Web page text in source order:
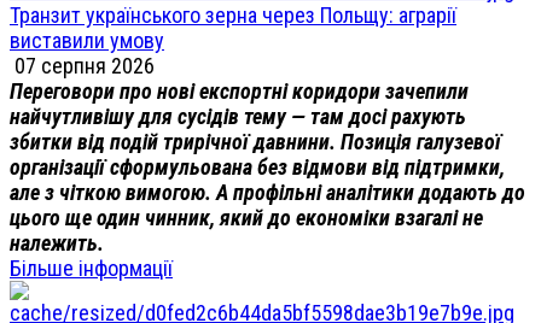
Транзит українського зерна через Польщу: аграрії
виставили умову
07 серпня 2026
Переговори про нові експортні коридори зачепили
найчутливішу для сусідів тему — там досі рахують
збитки від подій трирічної давнини. Позиція галузевої
організації сформульована без відмови від підтримки,
але з чіткою вимогою. А профільні аналітики додають до
цього ще один чинник, який до економіки взагалі не
належить.
Більше інформації